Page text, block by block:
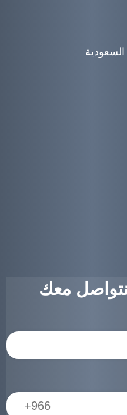
السعودية
معك